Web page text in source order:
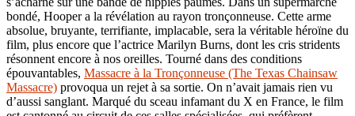
bondé, Hooper a la révélation au rayon tronçonneuse. Cette arme
absolue, bruyante, terrifiante, implacable, sera la véritable héroïne du
film, plus encore que l’actrice Marilyn Burns, dont les cris stridents
résonnent encore à nos oreilles. Tourné dans des conditions
épouvantables, Massacre à la Tronçonneuse (The Texas Chainsaw
Massacre) provoqua un rejet à sa sortie. On n’avait jamais rien vu
d’aussi sanglant. Marqué du sceau infamant du X en France, le film